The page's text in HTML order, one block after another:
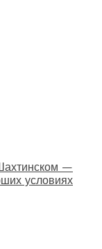
—
условиях